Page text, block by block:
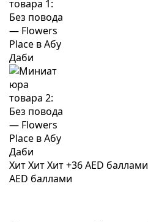
ХитХитХит+36 AED баллами
AED баллами